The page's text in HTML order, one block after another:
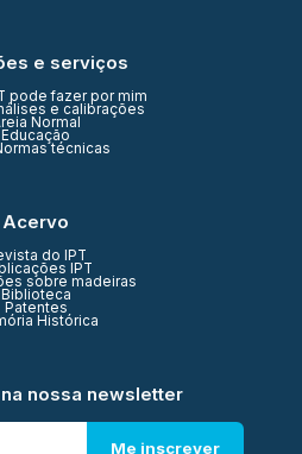
e serviços
pode fazer por mim
e calibrações
Normal
Educação
técnicas
Acervo
do IPT
IPT
sobre madeiras
Biblioteca
Patentes
Histórica
nossa newsletter
Me inscrever